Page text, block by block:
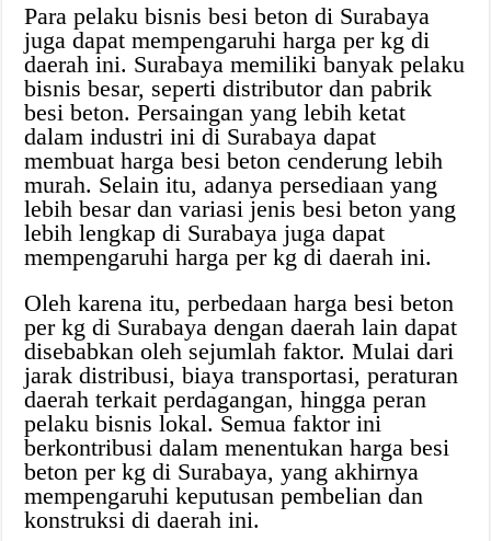
Para pelaku bisnis besi beton di Surabaya
juga dapat mempengaruhi harga per kg di
daerah ini. Surabaya memiliki banyak pelaku
bisnis besar, seperti distributor dan pabrik
besi beton. Persaingan yang lebih ketat
dalam industri ini di Surabaya dapat
membuat harga besi beton cenderung lebih
murah. Selain itu, adanya persediaan yang
lebih besar dan variasi jenis besi beton yang
lebih lengkap di Surabaya juga dapat
mempengaruhi harga per kg di daerah ini.
Oleh karena itu, perbedaan harga besi beton
per kg di Surabaya dengan daerah lain dapat
disebabkan oleh sejumlah faktor. Mulai dari
jarak distribusi, biaya transportasi, peraturan
daerah terkait perdagangan, hingga peran
pelaku bisnis lokal. Semua faktor ini
berkontribusi dalam menentukan harga besi
beton per kg di Surabaya, yang akhirnya
mempengaruhi keputusan pembelian dan
konstruksi di daerah ini.